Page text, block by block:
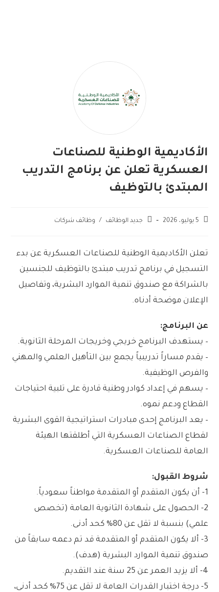
الأكاديمية الوطنية للصناعات
العسكرية تعلن عن برنامج التدريب
المبتدئ بالتوظيف
5 يوليو، 2026 جديد الوظائف / وظائف شركات
تعلن الأكاديمية الوطنية للصناعات العسكرية عن بدء
التسجيل في برنامج تدريب مبتدئ بالتوظيف للجنسين
بالشراكة مع صندوق تنمية الموارد البشرية، وتفاصيل
الإعلان موضحة أدناه.
عن البرنامج:
– يستهدف البرنامج خريجي وخريجات المرحلة الثانوية.
– يقدم مساراً تدريبياً يجمع بين التأهيل العلمي والمهني
والفرص الوظيفية.
– يسهم في إعداد كوادر وطنية قادرة على تلبية احتياجات
القطاع ودعم نموه.
– يعد البرنامج إحدى مبادرات استراتيجية القوى البشرية
لقطاع الصناعات العسكرية التي أطلقتها الهيئة
العامة للصناعات العسكرية.
شروط القبول:
1- أن يكون المتقدم أو المتقدمة مواطناً سعودياً.
2- الحصول على شهادة الثانوية العامة (تخصص
علمي) بنسبة لا تقل عن 80% كحد أدنى.
3- ألا يكون المتقدم أو المتقدمة قد تم دعمه سابقاً من
صندوق تنمية الموارد البشرية (هدف).
4- ألا يزيد العمر عن 25 سنة عند التقديم.
5- درجة اختبار القدرات العامة لا تقل عن 75% كحد أدنى،